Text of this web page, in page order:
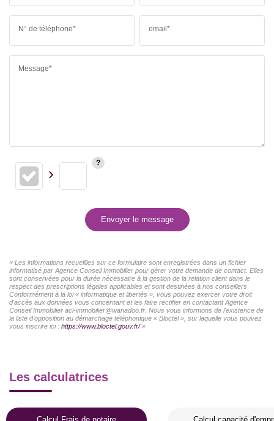
N° de téléphone* email*
Message*
Envoyer le message
« Les informations recueillies sur ce formulaire sont enregistrées dans un fichier
informatisé par Agence Conseil Immobilier pour gérer votre demande de contact. Elles
sont conservées pour la durée nécessaire à la gestion de la relation client dans le
respect des prescriptions légales applicables et sont destinées à nos conseillers
Conformément à la loi « informatique et libertés », vous pouvez exercer votre droit
d'accès aux données vous concernant et les faire rectifier en contactant Agence
Conseil Immobilier aci-immobilier@wanadoo.fr. Nous vous informons de l'existence de
la liste d'opposition au démarchage téléphonique « Bloctel », sur laquelle vous pouvez
vous inscrire ici : https://www.bloctel.gouv.fr/»
Les calculatrices
Calcul Frais de notaire Calcul capacité